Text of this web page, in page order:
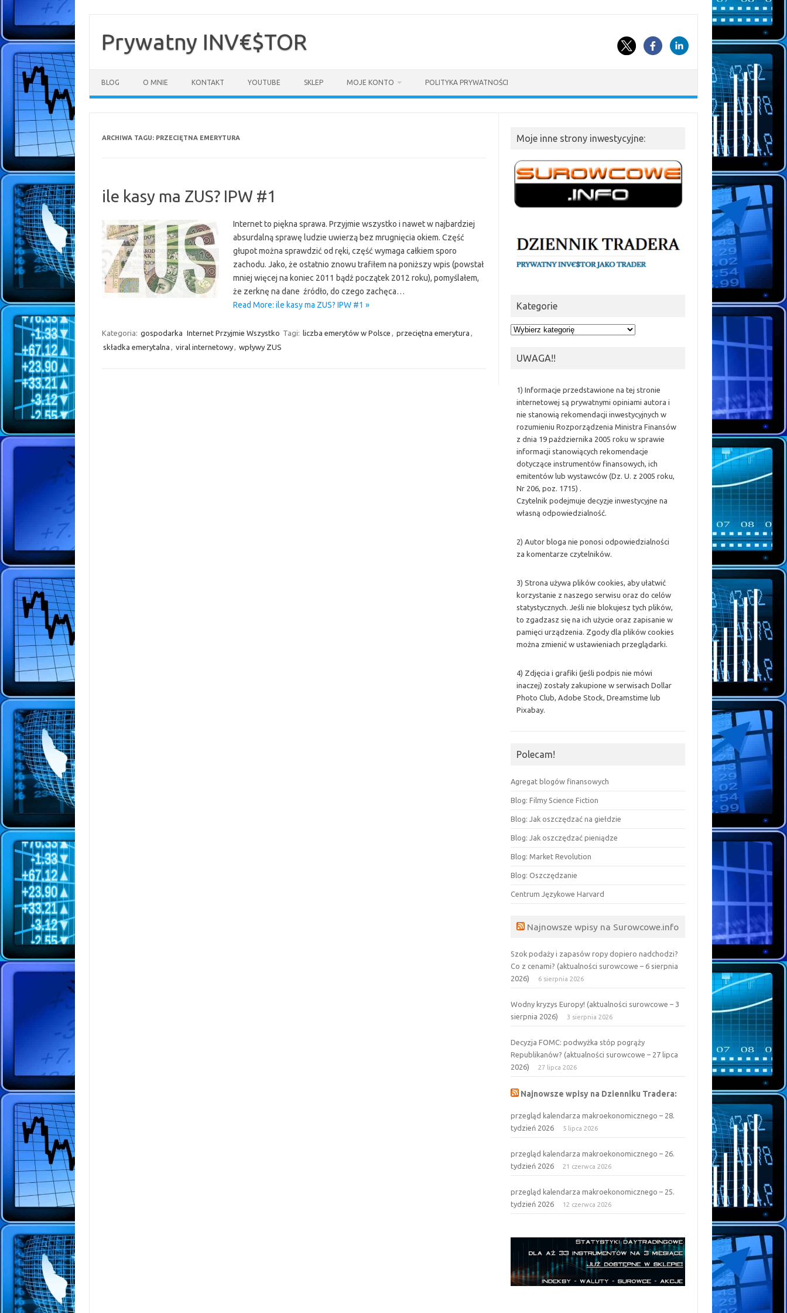
treściPrywatny INV€$TOR
BLOG O MNIE KONTAKT YOUTUBE SKLEP MOJE KONTO POLITYKA PRYWATNOŚCI
ARCHIWA TAGU: PRZECIĘTNA EMERYTURA
ile kasy ma ZUS? IPW #1
Internet to piękna sprawa. Przyjmie wszystko i nawet w najbardziej
absurdalną sprawę ludzie uwierzą bez mrugnięcia okiem. Część
głupot można sprawdzić od ręki, część wymaga całkiem sporo
zachodu. Jako, że ostatnio znowu trafiłem na poniższy wpis (powstał
mniej więcej na koniec 2011 bądź początek 2012 roku), pomyślałem,
że zerknę na dane źródło, do czego zachęca…
Read More: ile kasy ma ZUS? IPW #1 »
Kategoria: gospodarka Internet Przyjmie Wszystko Tagi: liczba emerytów w Polsce , przeciętna emerytura ,
składka emerytalna , viral internetowy, wpływy ZUS
Moje inne strony inwestycyjne:
Kategorie
Kategorie
UWAGA!!
1) Informacje przedstawione na tej stronie
internetowej są prywatnymi opiniami autora i
nie stanowią rekomendacji inwestycyjnych w
rozumieniu Rozporządzenia Ministra Finansów
z dnia 19 października 2005 roku w sprawie
informacji stanowiących rekomendacje
dotyczące instrumentów finansowych, ich
emitentów lub wystawców (Dz. U. z 2005 roku,
Nr 206, poz. 1715) .
Czytelnik podejmuje decyzje inwestycyjne na
własną odpowiedzialność.
2) Autor bloga nie ponosi odpowiedzialności
za komentarze czytelników.
3) Strona używa plików cookies, aby ułatwić
korzystanie z naszego serwisu oraz do celów
statystycznych. Jeśli nie blokujesz tych plików,
to zgadzasz się na ich użycie oraz zapisanie w
pamięci urządzenia. Zgody dla plików cookies
można zmienić w ustawieniach przeglądarki.
4) Zdjęcia i grafiki (jeśli podpis nie mówi
inaczej) zostały zakupione w serwisach Dollar
Photo Club, Adobe Stock, Dreamstime lub
Pixabay.
Polecam!
Agregat blogów finansowych
Blog: Filmy Science Fiction
Blog: Jak oszczędzać na giełdzie
Blog: Jak oszczędzać pieniądze
Blog: Market Revolution
Blog: Oszczędzanie
Centrum Językowe Harvard
Najnowsze wpisy na Surowcowe.info
Szok podaży i zapasów ropy dopiero nadchodzi?
Co z cenami? (aktualności surowcowe – 6 sierpnia
2026)
6 sierpnia 2026
Wodny kryzys Europy! (aktualności surowcowe – 3
sierpnia 2026)
3 sierpnia 2026
Decyzja FOMC: podwyżka stóp pogrąży
Republikanów? (aktualności surowcowe – 27 lipca
2026)
27 lipca 2026
Najnowsze wpisy na Dzienniku Tradera:
przegląd kalendarza makroekonomicznego – 28.
tydzień 2026
5 lipca 2026
przegląd kalendarza makroekonomicznego – 26.
tydzień 2026
21 czerwca 2026
przegląd kalendarza makroekonomicznego – 25.
tydzień 2026
12 czerwca 2026